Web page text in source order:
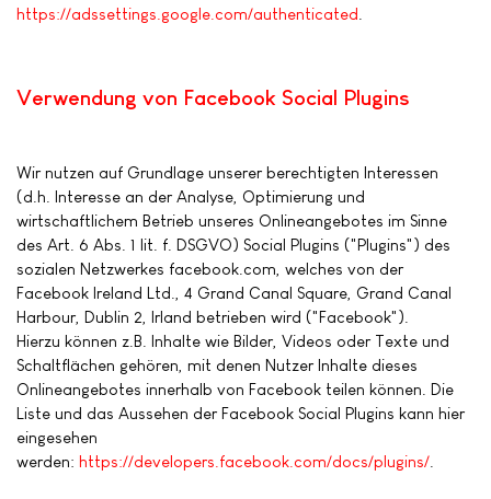
https://adssettings.google.com/authenticated
Verwendung von Facebook Social Plugins
Wir nutzen auf Grundlage unserer berechtigten Interessen
(d.h. Interesse an der Analyse, Optimierung und
wirtschaftlichem Betrieb unseres Onlineangebotes im Sinne
des Art. 6 Abs. 1 lit. f. DSGVO) Social Plugins ("Plugins") des
sozialen Netzwerkes facebook.com, welches von der
Facebook Ireland Ltd., 4 Grand Canal Square, Grand Canal
Harbour, Dublin 2, Irland betrieben wird ("Facebook").
Hierzu können z.B. Inhalte wie Bilder, Videos oder Texte und
Schaltflächen gehören, mit denen Nutzer Inhalte dieses
Onlineangebotes innerhalb von Facebook teilen können. Die
Liste und das Aussehen der Facebook Social Plugins kann hier
eingesehen
werden: https://developers.facebook.com/docs/plugins/